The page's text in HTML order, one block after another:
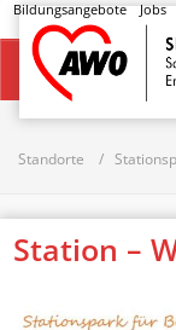
Bildungsangebote Jobs
Startseite
Standorte
Station –